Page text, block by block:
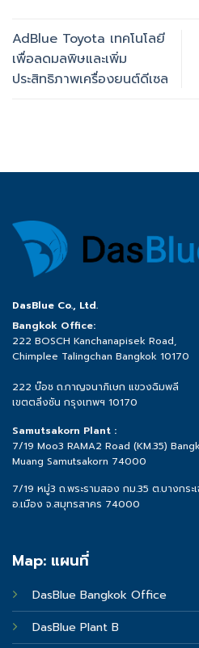
AdBlue Toyota เทคโนโลยี
เพื่อลดมลพิษและเพิ่ม
ประสิทธิภาพเครื่องยนต์ดีเซล
DasBlue Co., Ltd.
Bangkok Office:
222 BOSCH Kanchanapisek Road,
Chimplee Talingchan Bangkok 10170
222 บ๊อช ถ.กาญจนาภิเษก แขวงฉิมพลี
เขตตลิ่งชัน กรุงเทพฯ 10170
Samutsakorn Plant :
7/19 Moo3 RAMA2 Road (KM.35)
Muang Samutsakorn 74000
7/19 หมู่3 ถ.พระรามสอง กม.35 ต.บางกระเ
อ.เมือง จ.สมุทรสาคร 74000
Map: แผนที่
DasBlue Bangkok Office
DasBlue Plant B